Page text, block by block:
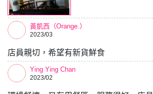
黃凱西（Orange.）
2023/03
店員親切，希望有新貨鮮食
Ying Ying Chan
2023/02